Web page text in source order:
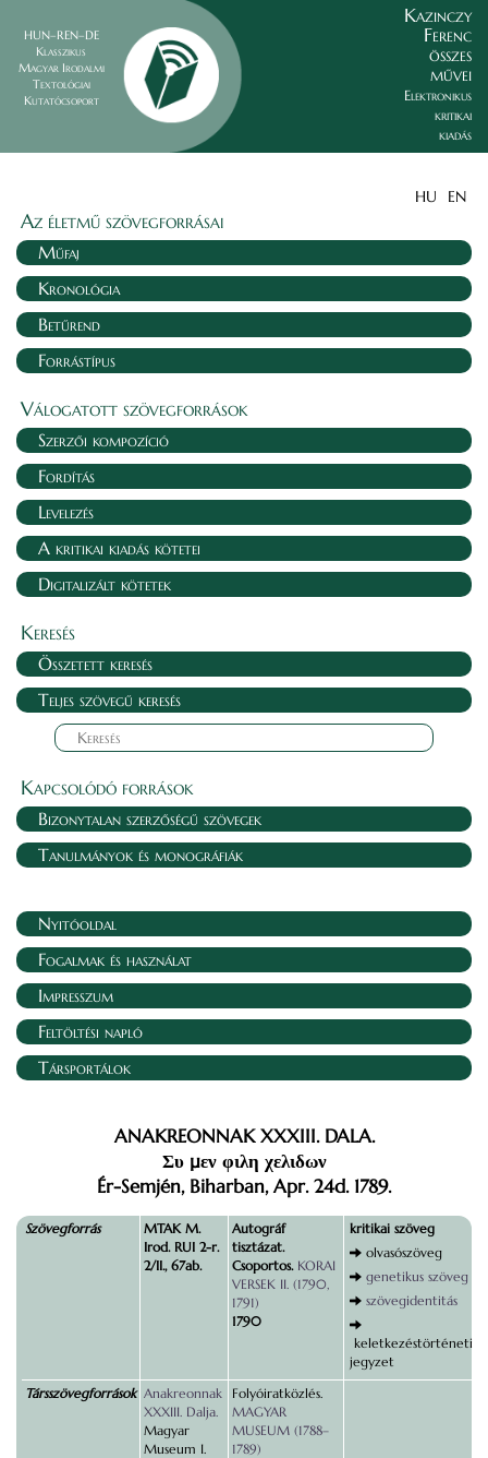
HUN–REN–DE
Klasszikus
Magyar Irodalmi
Textológiai
Kutatócsoport
Kazinczy
Ferenc
összes
művei
Elektronikus
kritikai
kiadás
HU EN
Az életmű szövegforrásai
Műfaj
Kronológia
Betűrend
Forrástípus
Válogatott szövegforrások
Szerzői kompozíció
Fordítás
Levelezés
A kritikai kiadás kötetei
Digitalizált kötetek
Keresés
Összetett keresés
Teljes szövegű keresés
Kapcsolódó források
Bizonytalan szerzőségű szövegek
Tanulmányok és monográfiák
Nyitóoldal
Fogalmak és használat
Impresszum
Feltöltési napló
Társportálok
ANAKREONNAK XXXIII. DALA.
Συ µεν φιλη χελιδων
Ér-Semjén, Biharban, Apr. 24d. 1789.
Szövegforrás
MTAK M.
Irod. RUI 2-r.
2/II., 67ab.
Autográf
tisztázat.
Csoportos. KORAI
VERSEK II. (1790,
1791)
1790
kritikai szöveg
olvasószöveg
genetikus szöveg
szövegidentitás
keletkezéstörténeti
jegyzet
Társszövegforrások Anakreonnak
XXXIII. Dalja.
Magyar
Museum I.
Folyóiratközlés.
MAGYAR
MUSEUM (1788–
1789)